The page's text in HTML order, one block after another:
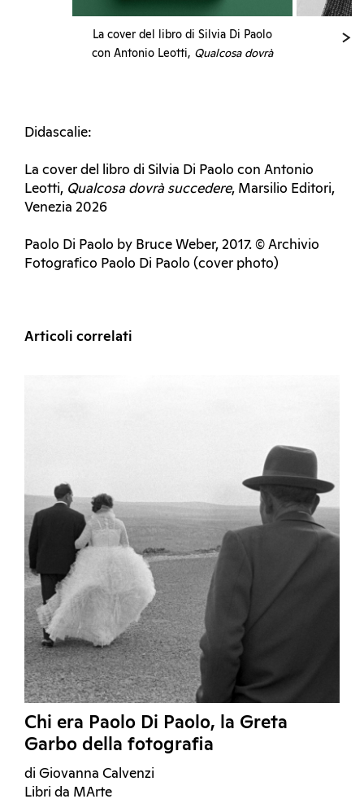
La cover del libro di Silvia Di Paolo
con Antonio Leotti, Qualcosa dovrà
Didascalie:
La cover del libro di Silvia Di Paolo con Antonio
Leotti, Qualcosa dovrà succedere, Marsilio Editori,
Venezia 2026
Paolo Di Paolo by Bruce Weber, 2017. © Archivio
Fotografico Paolo Di Paolo (cover photo)
Articoli correlati
Chi era Paolo Di Paolo, la Greta
Garbo della fotografia
di Giovanna Calvenzi
Libri da MArte